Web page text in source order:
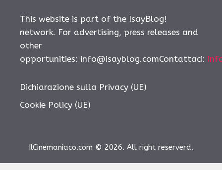
This website is part of the IsayBlog!
network. For advertising, press releases and
other
opportunities: info@isayblog.comContattaci:
Dichiarazione sulla Privacy (UE)
Cookie Policy (UE)
IlCinemaniaco.com © 2026. All right reserverd.